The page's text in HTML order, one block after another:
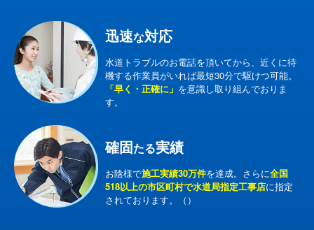
迅速な対応
水道トラブルのお電話を頂いてから、近くに待
機する作業員がいれば最短30分で駆けつ可能。
「早く・正確に」 を意識し取り組んでおりま
す。
確固たる実績
お陰様で施工実績30万件を達成。さらに全国
518以上の市区町村で水道局指定工事店に指定
されております。（）